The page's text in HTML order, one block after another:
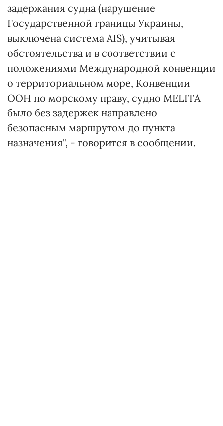
задержания судна (нарушение
Государственной границы Украины,
выключена система AIS), учитывая
обстоятельства и в соответствии с
положениями Международной конвенции
о территориальном море, Конвенции
ООН по морскому праву, судно MELITA
было без задержек направлено
безопасным маршрутом до пункта
назначения", - говорится в сообщении.